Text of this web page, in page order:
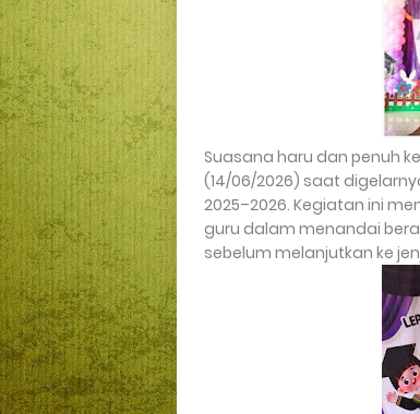
Suasana haru dan penuh
(14/06/2026) saat
2025–2026. Kegiatan ini
guru dalam menandai
sebelum melanjutkan ke